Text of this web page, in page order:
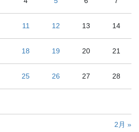
11 12 13 14
18 19 20 21
25 26 27 28
2月 »